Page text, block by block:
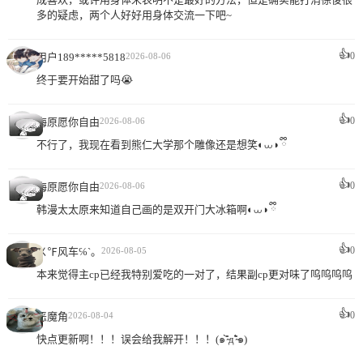
多的疑虑，两个人好好用身体交流一下吧~
用户189*****58182026-08-06 👍0
终于要开始甜了吗😭
海原愿你自由2026-08-06 👍0
不行了，我现在看到熊仁大学那个雕像还是想笑◐⩊◑ ྀི
海原愿你自由2026-08-06 👍0
韩漫太太原来知道自己画的是双开门大冰箱啊◐⩊◑ ྀི
ㄨ℉风车℅`。 2026-08-05 👍0
本来觉得主cp已经我特别爱吃的一对了，结果副cp更对味了呜呜呜呜
恶魔角2026-08-04 👍0
快点更新啊！！！误会给我解开！！！(๑⁼̴̀д⁼̴́๑)